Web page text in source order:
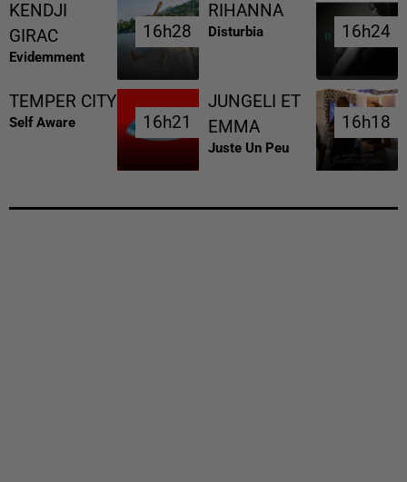
KENDJI
GIRAC
Evidemment
16h28
16h28
RIHANNA
Disturbia 16h24
16h24
TEMPER CITY
Self Aware 16h21
16h21
JUNGELI ET
EMMA
Juste Un Peu
16h18
16h18